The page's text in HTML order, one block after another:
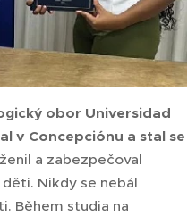
obor Universidad
v Concepciónu a stal se
a zabezpečoval
Nikdy se nebál
Během studia na